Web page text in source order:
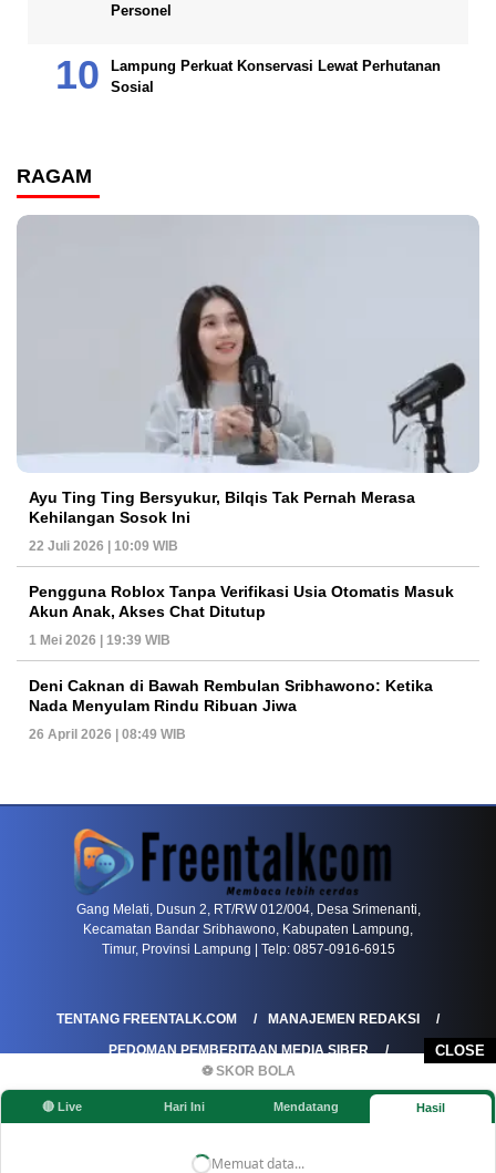
CLOSE
⚽ SKOR BOLA
🔴 Live Hari Ini Mendatang Hasil
Memuat data...
Personel
Lampung Perkuat Konservasi Lewat Perhutanan
Sosial
RAGAM
Ayu Ting Ting Bersyukur, Bilqis Tak Pernah Merasa
Kehilangan Sosok Ini
22 Juli 2026 | 10:09 WIB
Pengguna Roblox Tanpa Verifikasi Usia Otomatis Masuk
Akun Anak, Akses Chat Ditutup
1 Mei 2026 | 19:39 WIB
Deni Caknan di Bawah Rembulan Sribhawono: Ketika
Nada Menyulam Rindu Ribuan Jiwa
26 April 2026 | 08:49 WIB
PETIR800 LOGIN PETIR800 Mengapa Blackjack Masih Menjadi Pilihan
Gang Melati, Dusun 2, RT/RW 012/004, Desa Srimenanti,
Kecamatan Bandar Sribhawono, Kabupaten Lampung,
Timur, Provinsi Lampung | Telp: 0857-0916-6915
TENTANG FREENTALK.COM
MANAJEMEN REDAKSI
PEDOMAN PEMBERITAAN MEDIA SIBER
PEDOMAN PEMBERITAAN RAMAH ANAK
KOREKSI & KLARIFIKASI
KEBIJAKAN IKLAN / ADVERTORIAL